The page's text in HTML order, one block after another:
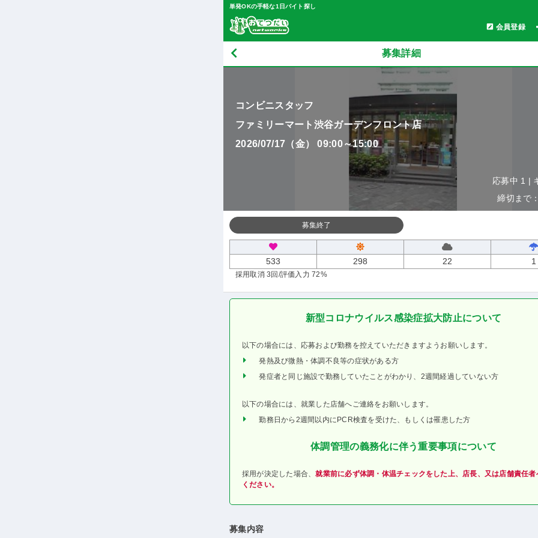
単発OKの手軽な1日バイト探し
会員登録
募集詳細
コンビニスタッフ
ファミリーマート渋谷ガーデンフロント店
2026/07/17（金） 09:00～15:00
応募中 1 |
締切まで
募集終了
533 298 22 1
採用取消 3回 /評価入力 72%
新型コロナウイルス感染症拡大防止について
以下の場合には、応募および勤務を控えていただきますようお願いします。
発熱及び微熱・体調不良等の症状がある方
発症者と同じ施設で勤務していたことがわかり、2週間経過していない方
以下の場合には、就業した店舗へご連絡をお願いします。
勤務日から2週間以内にPCR検査を受けた、もしくは罹患した方
体調管理の義務化に伴う重要事項について
採用が決定した場合、就業前に必ず体調・体温チェックをした上、店長、又は店舗責任者
ください。
募集内容